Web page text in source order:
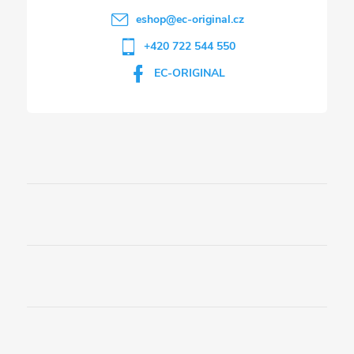
eshop@ec-original.cz
+420 722 544 550
EC-ORIGINAL